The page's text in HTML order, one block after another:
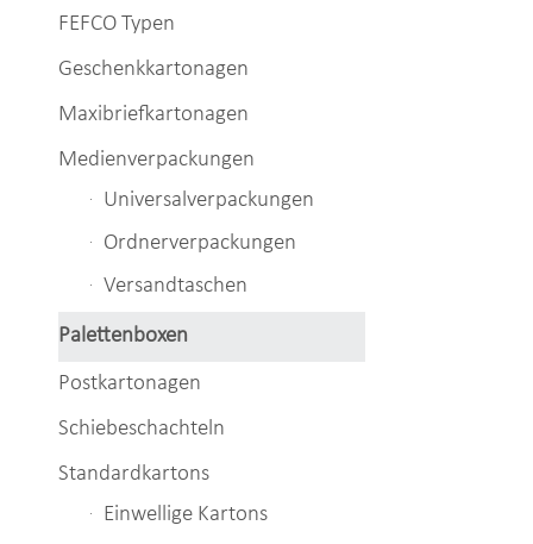
FEFCO Typen
Geschenkkartonagen
Maxibriefkartonagen
Medienverpackungen
Universalverpackungen
Ordnerverpackungen
Versandtaschen
Palettenboxen
Postkartonagen
Schiebeschachteln
Standardkartons
Einwellige Kartons